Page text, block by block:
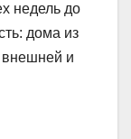
недель до
дома из
внешней и